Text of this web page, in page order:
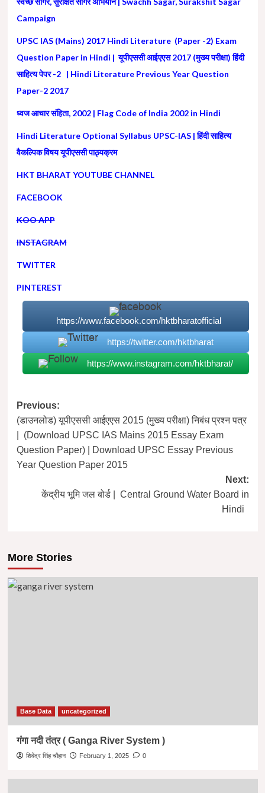
Campaign
UPSC IAS (Mains) 2017 Hindi Literature (Paper -2) Exam
Question Paper in Hindi | यूपीएससी आईएएस 2017 (मुख्य परीक्षा) हिंदी
साहित्य पेपर -2 | Hindi Literature Previous Year Question
Paper-2 2017
ध्‍वज आचार संहिता, 2002 | Flag Code of India 2002 in Hindi
Hindi Literature Optional Syllabus UPSC-IAS | हिंदी साहित्य
वैकल्पिक विषय यूपीएससी पाठ्यक्रम
HKT BHARAT YOUTUBE CHANNEL
FACEBOOK
KOO APP
INSTAGRAM
TWITTER
PINTEREST
https://www.facebook.com/hktbharatofficial
https://twitter.com/hktbharat
https://www.instagram.com/hktbharat/
Post
navigation
Previous:
(डाउनलोड) यूपीएससी आईएएस 2015 (मुख्य परीक्षा) निबंध प्रश्न पत्र
| (Download UPSC IAS Mains 2015 Essay Exam
Question Paper) | Download UPSC Essay Previous
Year Question Paper 2015
Next:
केंद्रीय भूमि जल बोर्ड | Central Ground Water Board in
Hindi
More Stories
Base Data uncategorized
गंगा नदी तंत्र ( Ganga River System )
शिवेंद्र सिंह चौहान February 1, 2025 0